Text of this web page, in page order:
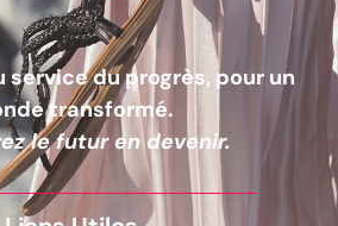
service du progrès, pour un
transformé.
le futur en devenir.